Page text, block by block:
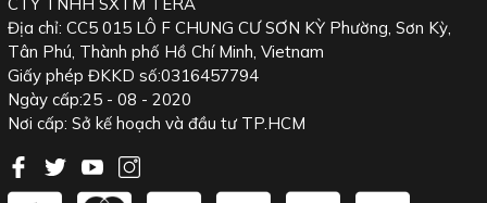
Địa chỉ: CC5 015 LÔ F CHUNG CƯ SƠN KỲ Phường, Sơn Kỳ,
Tân Phú, Thành phố Hồ Chí Minh, Vietnam
Giấy phép ĐKKD số:0316457794
Ngày cấp:25 - 08 - 2020
Nơi cấp: Sở kế hoạch và đầu tư TP.HCM